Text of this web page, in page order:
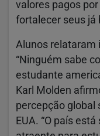
valores pagos
fortalecer seus já
Alunos relataram
“Ninguém sabe
estudante
Karl Molden
percepção global
EUA. “O país